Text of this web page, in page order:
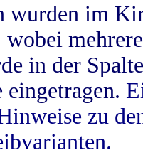
wurden im
in der
eingetragen.
zu